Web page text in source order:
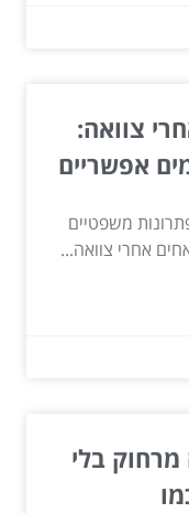
צוואה:
אפשריים
משפטיים
אחרי צוואה...
מרחוק בלי